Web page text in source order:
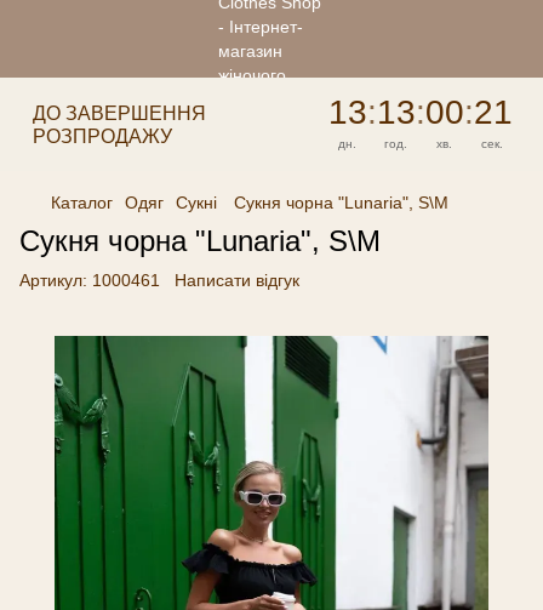
ДО ЗАВЕРШЕННЯ
РОЗПРОДАЖУ
13:13:00:21
дн. год. хв. сек.
Каталог Одяг Сукні Сукня чорна "Lunaria", S\M
Сукня чорна "Lunaria", S\M
Артикул: 1000461 Написати відгук